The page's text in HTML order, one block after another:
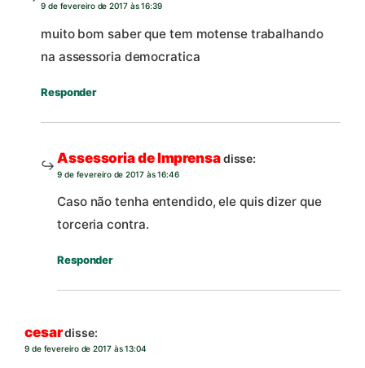
9 de fevereiro de 2017 às 16:39
muito bom saber que tem motense trabalhando
na assessoria democratica
Responder
Assessoria de Imprensadisse:
9 de fevereiro de 2017 às 16:46
Caso não tenha entendido, ele quis dizer que
torceria contra.
Responder
cesardisse:
9 de fevereiro de 2017 às 13:04